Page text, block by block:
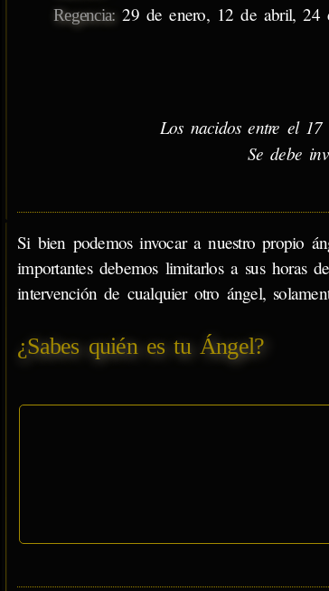
Regencia: 29 de enero, 12 de abril, 24
Los nacidos entre el
Se debe
Si bien podemos invocar a nuestro propio
importantes debemos limitarlos a sus horas
intervención de cualquier otro ángel,
¿Sabes quién es tu Ángel?